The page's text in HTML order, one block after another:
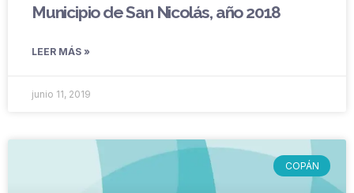
Municipio de San Nicolás, año 2018
LEER MÁS »
junio 11, 2019
COPÁN